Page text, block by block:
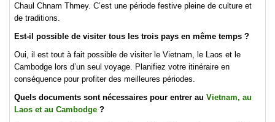
Chaul Chnam Thmey. C’est une période festive pleine de culture et
de traditions.
Est-il possible de visiter tous les trois pays en même temps ?
Oui, il est tout à fait possible de visiter le Vietnam, le Laos et le
Cambodge lors d’un seul voyage. Planifiez votre itinéraire en
conséquence pour profiter des meilleures périodes.
Quels documents sont nécessaires pour entrer au Vietnam, au
Laos et au Cambodge ?